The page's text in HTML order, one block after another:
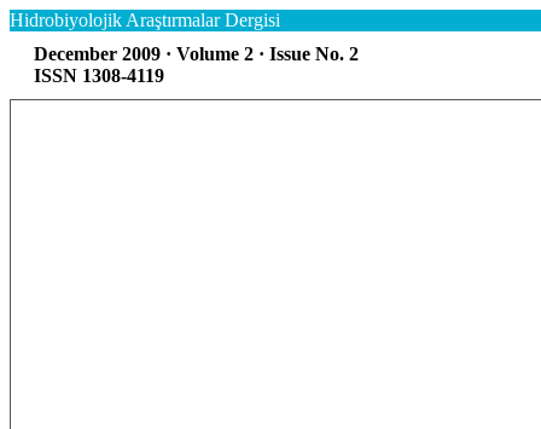
Hidrobiyolojik Araştırmalar Dergisi
December 2009 · Volume 2 · Issue No. 2
ISSN 1308-4119